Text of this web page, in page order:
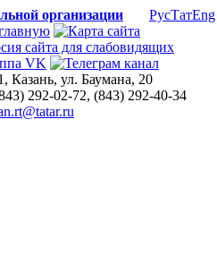
организации РусТатEng
Казань, ул. Баумана, 20
292-02-72, (843) 292-40-34